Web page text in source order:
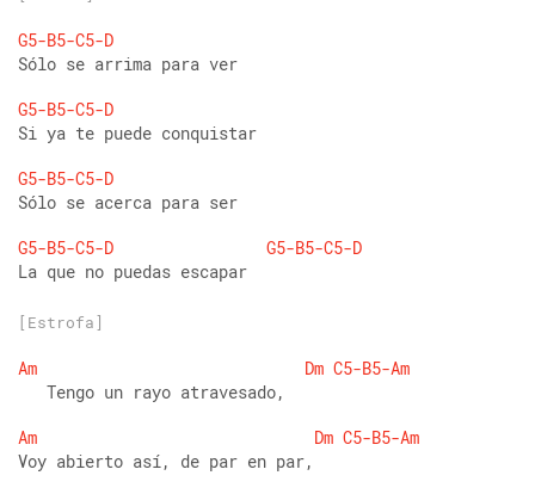
G5-B5-C5-D
Sólo se arrima para ver
G5-B5-C5-D
Si ya te puede conquistar
G5-B5-C5-D
Sólo se acerca para ser
G5-B5-C5-D
G5-B5-C5-D
La que no puedas escapar
[Estrofa]
Am Dm C5-B5-Am
   Tengo un rayo atravesado,
Am
Dm C5-B5-Am
Voy abierto así, de par en par,